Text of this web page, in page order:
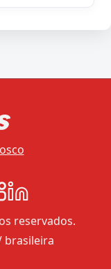
reservados.
brasileira